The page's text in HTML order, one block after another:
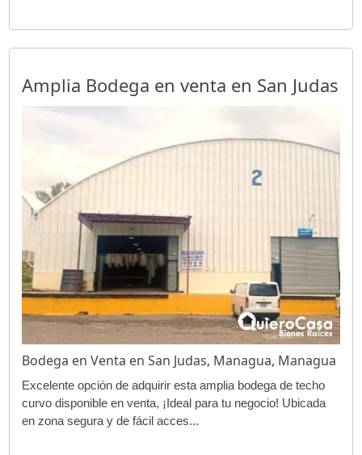
Amplia Bodega en venta en San Judas
Bodega en Venta en San Judas, Managua, Managua
Excelente opción de adquirir esta amplia bodega de techo
curvo disponible en venta, ¡Ideal para tu negocio! Ubicada
en zona segura y de fácil acces...